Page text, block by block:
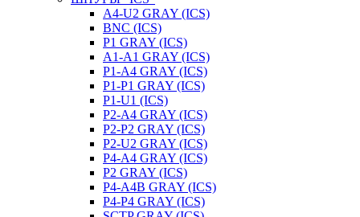
A4-U2 GRAY (ICS)
BNC (ICS)
P1 GRAY (ICS)
A1-A1 GRAY (ICS)
P1-A4 GRAY (ICS)
P1-P1 GRAY (ICS)
P1-U1 (ICS)
P2-A4 GRAY (ICS)
P2-P2 GRAY (ICS)
P2-U2 GRAY (ICS)
P4-A4 GRAY (ICS)
P2 GRAY (ICS)
P4-A4B GRAY (ICS)
P4-P4 GRAY (ICS)